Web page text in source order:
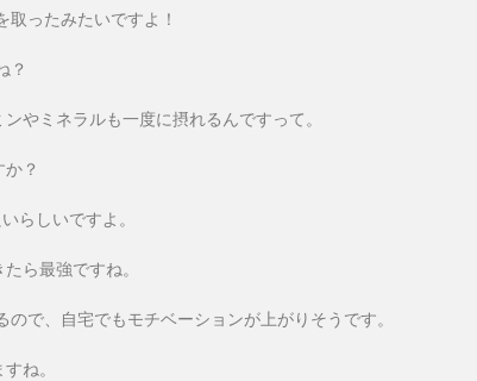
ったみたいですよ！
？
やミネラルも一度に摂れるんですって。
？
らしいですよ。
ら最強ですね。
で、自宅でもモチベーションが上がりそうです。
ね。